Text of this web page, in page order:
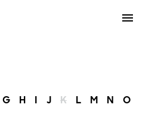
G H I J K L M N O